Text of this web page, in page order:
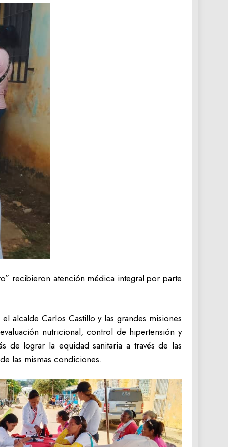
recibieron atención médica integral por parte
alcalde Carlos Castillo y las grandes misiones
nutricional, control de hipertensión y
de lograr la equidad sanitaria a través de las
las mismas condiciones.